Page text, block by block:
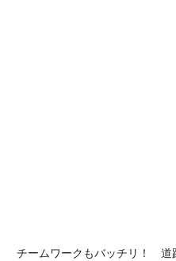
チームワークもバッチリ！　